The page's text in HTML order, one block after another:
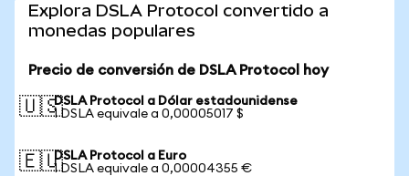
Explora DSLA Protocol convertido a
monedas populares
Precio de conversión de DSLA Protocol hoy
🇺🇸DSLA Protocol a Dólar estadounidense
1 DSLA equivale a 0,00005017 $
🇪🇺DSLA Protocol a Euro
1 DSLA equivale a 0,00004355 €